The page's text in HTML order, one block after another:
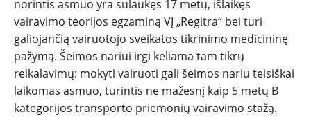
norintis asmuo yra sulaukęs 17 metų, išlaikęs
vairavimo teorijos egzaminą VĮ „Regitra“ bei turi
galiojančią vairuotojo sveikatos tikrinimo medicininę
pažymą. Šeimos nariui irgi keliama tam tikrų
reikalavimų: mokyti vairuoti gali šeimos nariu teisiškai
laikomas asmuo, turintis ne mažesnį kaip 5 metų B
kategorijos transporto priemonių vairavimo stažą.